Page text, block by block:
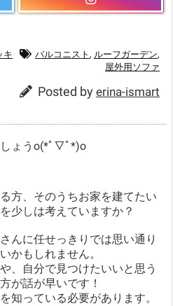
キ バルコニスト , ルーフガーデン,
屋外用ソファ
Posted by erina-ismart
ょうo(*ﾟ▽ﾟ*)o
方、そのうちお家を建てたい
少しは考えていますか？
んに任せっきりでは思い通り
かもしれません。
、自分で見つけたいいと思う
が話が早いです！
知っている必要があります。